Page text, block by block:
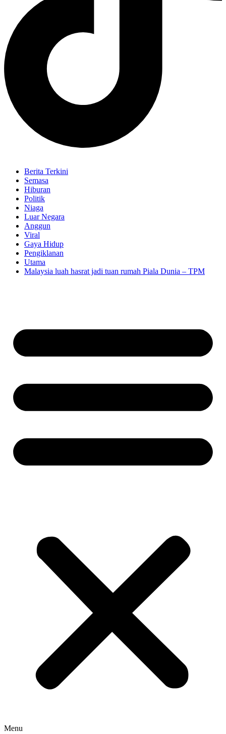
Berita Terkini
Semasa
Hiburan
Politik
Niaga
Luar Negara
Anggun
Viral
Gaya Hidup
Pengiklanan
Utama
Malaysia luah hasrat jadi tuan rumah Piala Dunia – TPM
Menu